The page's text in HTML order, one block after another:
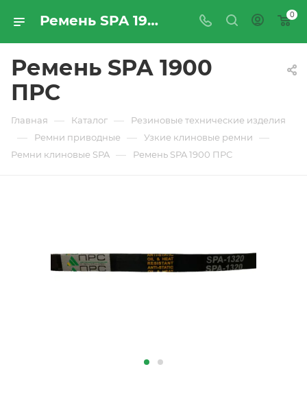
Ремень SPA 1900 ПРС - купить по цене производителя с доставкой по Москве и России | ПРОМРЕСУРССЕРВИС 0
Ремень SPA 1900
ПРС
Главная — Каталог — Резиновые технические изделия
— Ремни приводные — Узкие клиновые ремни —
Ремни клиновые SPA — Ремень SPA 1900 ПРС